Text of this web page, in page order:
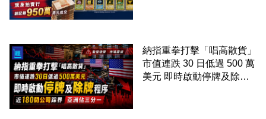
納指重拳打擊「唱高散貨」
市值連跌 30 日低過 500 萬
美元 即時啟動停牌及除牌